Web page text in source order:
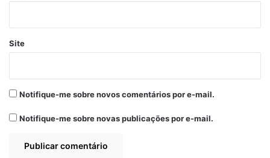
Site
Notifique-me sobre novos comentários por e-mail.
Notifique-me sobre novas publicações por e-mail.